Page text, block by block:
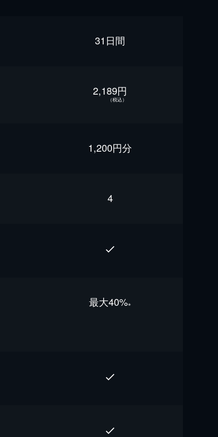
31日間
2,189円
（税込）
1,200円分
4
最⼤40%※